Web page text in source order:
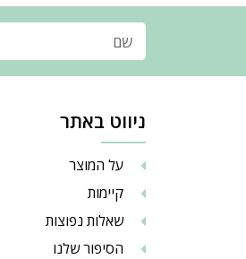
ניווט באתר
על המוצר
קיימות
שאלות נפוצות
הסיפור שלנו